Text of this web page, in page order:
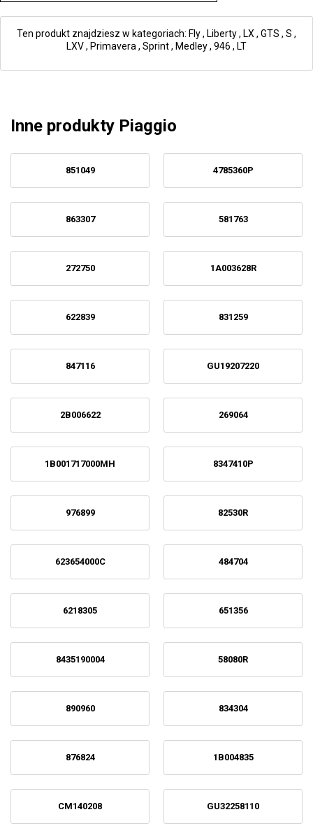
Ten produkt znajdziesz w kategoriach: Fly, Liberty, LX , GTS , S ,
LXV, Primavera , Sprint, Medley, 946 , LT
Inne produkty Piaggio
851049 4785360P
863307 581763
272750 1A003628R
622839 831259
847116 GU19207220
2B006622 269064
1B001717000MH 8347410P
976899 82530R
623654000C 484704
6218305 651356
8435190004 58080R
890960 834304
876824 1B004835
CM140208 GU32258110